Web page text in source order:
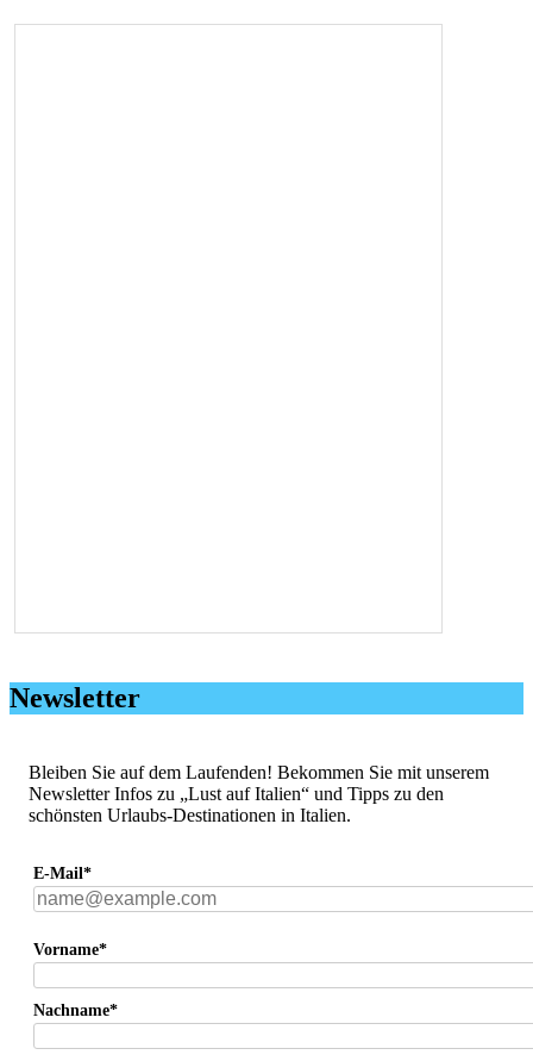
Newsletter
Bleiben Sie auf dem Laufenden! Bekommen Sie mit unserem
Newsletter Infos zu „Lust auf Italien“ und Tipps zu den
schönsten Urlaubs-Destinationen in Italien.
E-Mail*
Vorname*
Nachname*